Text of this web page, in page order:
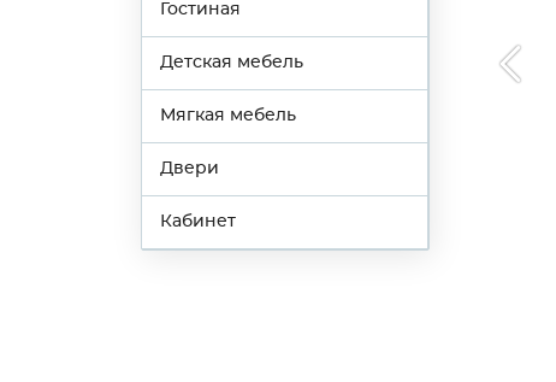
Гостиная
Детская мебель
Мягкая мебель
Двери
Кабинет